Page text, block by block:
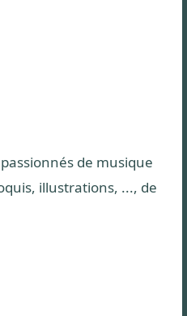
de musique
illustrations, ..., de